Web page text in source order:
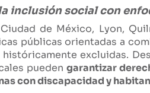
inclusión social con
de México, Lyon,
públicas orientadas a
excluidas.
pueden garantizar
con discapacidad y